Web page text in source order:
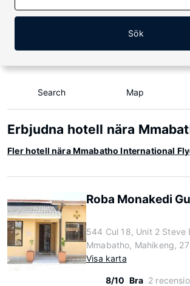
Sök
Search Map
Erbjudna hotell nära
Fler hotell nära Mmabatho International
Roba Monakedi
544 Cul 18, Unit 2 Steve
Mmabatho, Mahikeng,
Visa karta
8/10 Bra 2